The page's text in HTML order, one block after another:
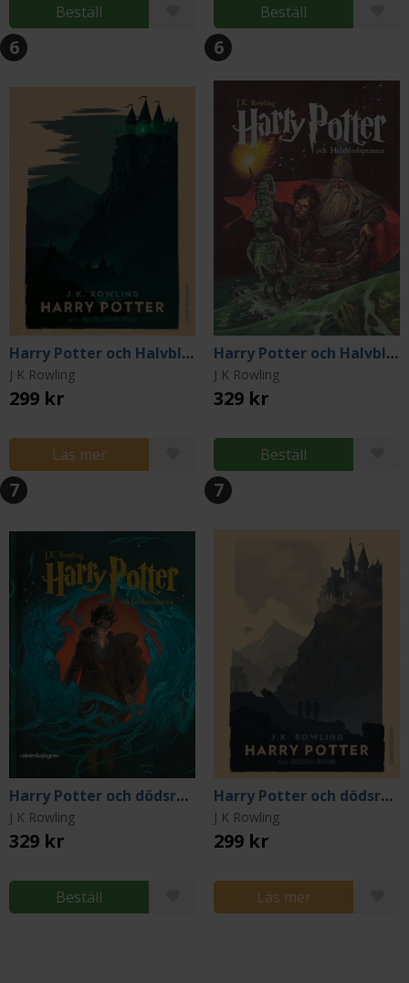
Beställ Beställ
6
Harry Potter och Halvblodsprinsen - 20 år
J K Rowling
299 kr
Läs mer
6
Harry Potter och Halvblodsprinsen
J K Rowling
329 kr
Beställ
7
Harry Potter och dödsrelikerna
J K Rowling
329 kr
Beställ
7
Harry Potter och dödsrelikerna - 20 år
J K Rowling
299 kr
Läs mer